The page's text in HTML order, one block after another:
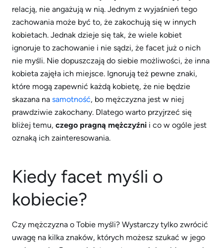
relacją, nie angażują w nią. Jednym z wyjaśnień tego
zachowania może być to, że zakochują się w innych
kobietach. Jednak dzieje się tak, że wiele kobiet
ignoruje to zachowanie i nie sądzi, że facet już o nich
nie myśli. Nie dopuszczają do siebie możliwości, że inna
kobieta zajęła ich miejsce. Ignorują też pewne znaki,
które mogą zapewnić każdą kobietę, że nie będzie
skazana na samotność, bo mężczyzna jest w niej
prawdziwie zakochany. Dlatego warto przyjrzeć się
bliżej temu, czego pragną mężczyźni i co w ogóle jest
oznaką ich zainteresowania.
Kiedy facet myśli o
kobiecie?
Czy mężczyzna o Tobie myśli? Wystarczy tylko zwrócić
uwagę na kilka znaków, których możesz szukać w jego